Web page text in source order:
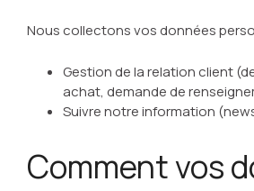
Nous collectons vos données
Gestion de la relation client
achat, demande de
Suivre notre information
Comment vos